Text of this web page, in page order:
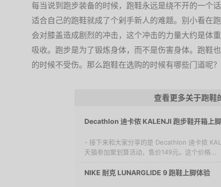
每当说到跑步装备的时候，跑鞋永远是绕不开的一个
适合自己的跑鞋就成了个剁手新人的难题。别小看在
会对膝盖造成剧烈的冲击，这个冲击的力量大约是体
吸收。跑步是为了锻炼身体，而不是伤害身体。跑鞋
的时候不受伤。那么跑鞋在选购的时候有哪些门道呢？
查看更多关于跑鞋
Decathlon 迪卡侬 KALENJI 跑步鞋开箱上脚
- 接下来和大家分享的是 Decathlon 迪卡侬
天猫参加聚划算活动，售价149元。这个价格...
NIKE 耐克 LUNARGLIDE 9 跑鞋上脚体验